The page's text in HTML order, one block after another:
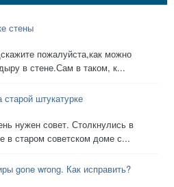
стены
пожалуйста,как можно
в стене.Сам в таком, к...
штукатурке
нужен совет. Столкнулись в
в старом советском доме с...
gone wrong. Как исправить?